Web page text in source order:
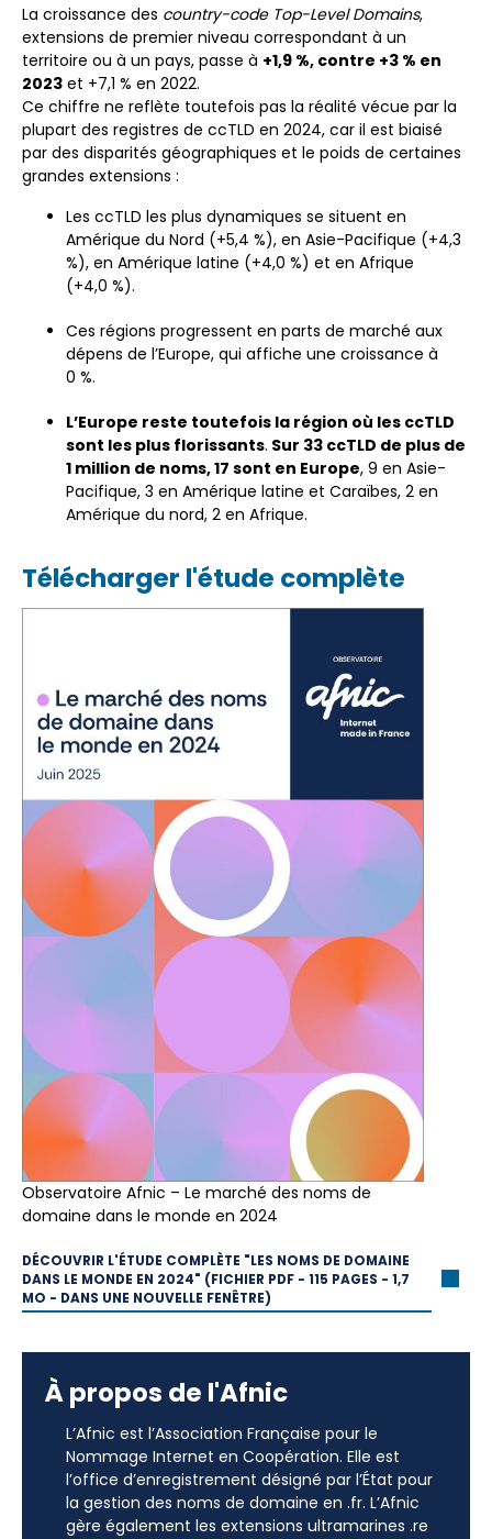
La croissance des country-code Top-Level Domains,
extensions de premier niveau correspondant à un
territoire ou à un pays, passe à +1,9 %, contre +3 % en
2023 et +7,1 % en 2022.
Ce chiffre ne reflète toutefois pas la réalité vécue par la
plupart des registres de ccTLD en 2024, car il est biaisé
par des disparités géographiques et le poids de certaines
grandes extensions :
Les ccTLD les plus dynamiques se situent en
Amérique du Nord (+5,4 %), en Asie-Pacifique (+4,3
%), en Amérique latine (+4,0 %) et en Afrique
(+4,0 %).
Ces régions progressent en parts de marché aux
dépens de l’Europe, qui affiche une croissance à
0 %.
L’Europe reste toutefois la région où les ccTLD
sont les plus florissants. Sur 33 ccTLD de plus de
1 million de noms, 17 sont en Europe, 9 en Asie-
Pacifique, 3 en Amérique latine et Caraïbes, 2 en
Amérique du nord, 2 en Afrique.
Télécharger l'étude complète
Observatoire Afnic – Le marché des noms de
domaine dans le monde en 2024
DÉCOUVRIR L'ÉTUDE COMPLÈTE "LES NOMS DE DOMAINE
DANS LE MONDE EN 2024" (FICHIER PDF - 115 PAGES - 1,7
MO - DANS UNE NOUVELLE FENÊTRE)
À propos de l'Afnic
L’Afnic est l’Association Française pour le
Nommage Internet en Coopération. Elle est
l’office d’enregistrement désigné par l’État pour
la gestion des noms de domaine en .fr. L’Afnic
gère également les extensions ultramarines .re